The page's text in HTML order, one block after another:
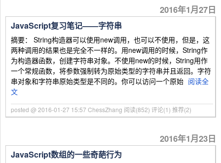
2016年1月27日
JavaScript复习笔记——字符串
摘要： String构造器可以使用new调用，也可以不使用，但是，这
两种调用的结果也是完全不一样的。用new调用的时候，String作
为构造器函数，创建字符串对象。不使用new的时候，String用作
一个常规函数，将参数强制转为原始类型的字符串并且返回。字符
串对象和字符串原始类型是不同的。你可以访问一个原始 阅读全
文
posted @ 2016-01-27 15:57 ChessZhang 阅读(852) 评论(1) 推荐(2)
2016年1月23日
JavaScript数组的一些奇葩行为